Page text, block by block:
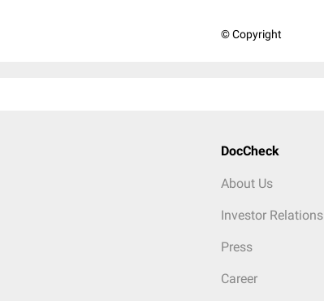
© Copyright
DocCheck
About Us
Investor Relations
Press
Career